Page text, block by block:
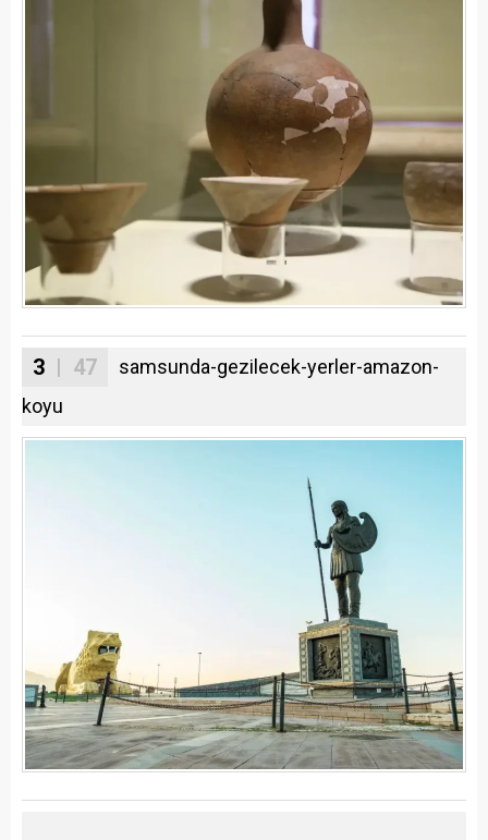
3 | 47
samsunda-gezilecek-yerler-amazon-
koyu